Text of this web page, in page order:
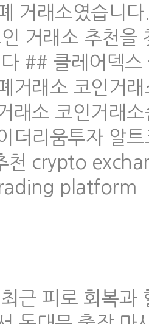
거래소였습니
거래소 추천을
## 클레어덱
거래소 코인거
래소 코인거래
더리움투자 알
천 crypto
platform
근 피로 회복과